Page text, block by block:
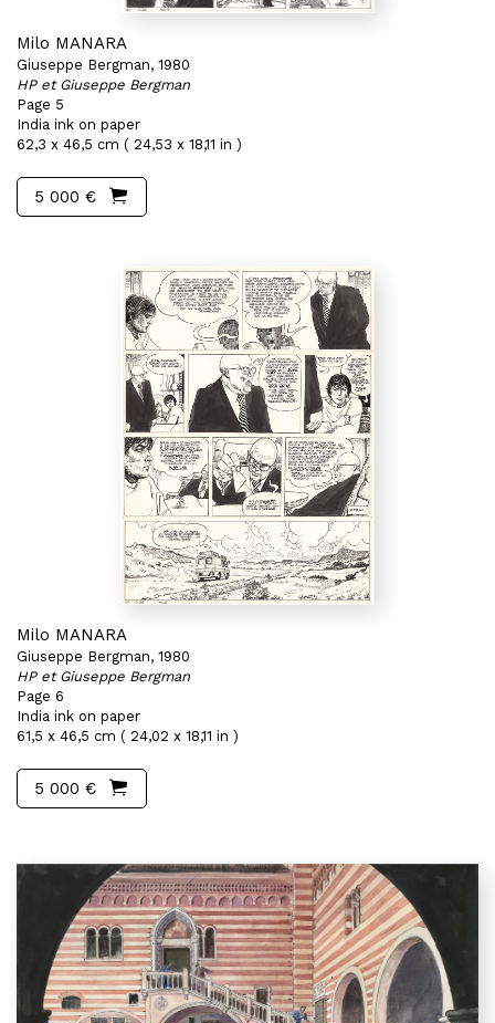
Milo MANARA
Giuseppe Bergman, 1980
HP et Giuseppe Bergman
Page 5
India ink on paper
62,3 x 46,5 cm ( 24,53 x 18,11 in )
5 000 €
Milo MANARA
Giuseppe Bergman, 1980
HP et Giuseppe Bergman
Page 6
India ink on paper
61,5 x 46,5 cm ( 24,02 x 18,11 in )
5 000 €